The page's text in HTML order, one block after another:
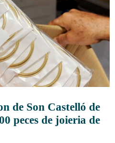
de Son Castelló de
peces de joieria de